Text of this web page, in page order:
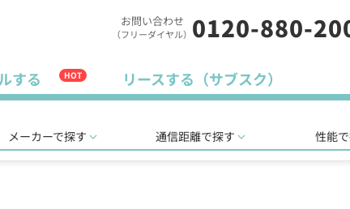
お問い合わせ
（フリーダイヤル） 0120-880-
する HOT リースする（サブスク）
メーカーで探す 通信距離で探す 性能